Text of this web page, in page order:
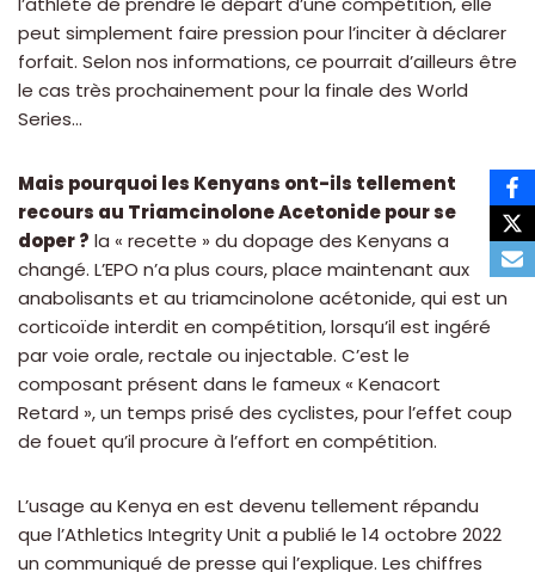
peut simplement faire pression pour l’inciter à déclarer
forfait. Selon nos informations, ce pourrait d’ailleurs être
le cas très prochainement pour la finale des World
Series…
Mais pourquoi les Kenyans ont-ils tellement
recours au Triamcinolone Acetonide pour se
doper ? la « recette » du dopage des Kenyans a
changé. L’EPO n’a plus cours, place maintenant aux
anabolisants et au triamcinolone acétonide, qui est un
corticoïde interdit en compétition, lorsqu’il est ingéré
par voie orale, rectale ou injectable. C’est le
composant présent dans le fameux « Kenacort
Retard », un temps prisé des cyclistes, pour l’effet coup
de fouet qu’il procure à l’effort en compétition.
L’usage au Kenya en est devenu tellement répandu
que l’Athletics Integrity Unit a publié le 14 octobre 2022
un communiqué de presse qui l’explique. Les chiffres